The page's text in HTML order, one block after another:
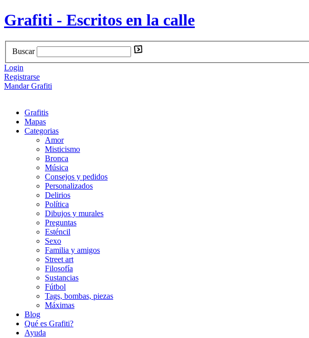
Grafiti - Escritos en la calle
Buscar
Login
Registrarse
Mandar Grafiti
Grafitis
Mapas
Categorias
Amor
Misticismo
Bronca
Música
Consejos y pedidos
Personalizados
Delirios
Política
Dibujos y murales
Preguntas
Esténcil
Sexo
Familia y amigos
Street art
Filosofía
Sustancias
Fútbol
Tags, bombas, piezas
Máximas
Blog
Qué es Grafiti?
Ayuda